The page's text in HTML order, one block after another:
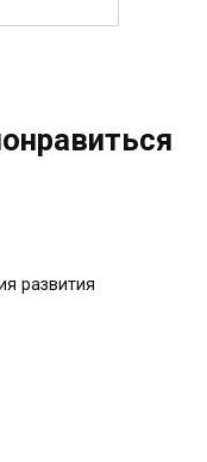
развития